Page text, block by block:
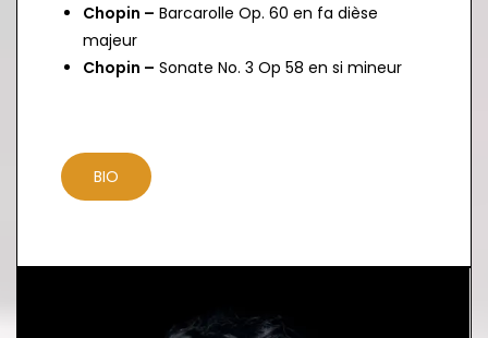
Chopin – Barcarolle Op. 60 en fa dièse
majeur
Chopin – Sonate No. 3 Op 58 en si mineur
BIO